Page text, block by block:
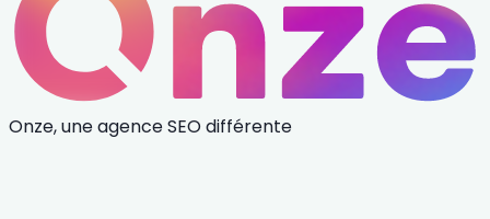
Onze, une agence SEO différente